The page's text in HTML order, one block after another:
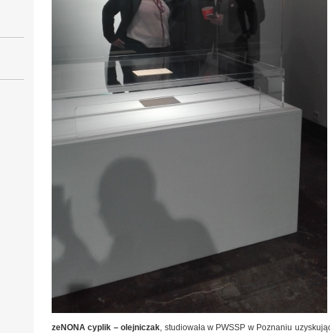
zeNONA cyplik – olejniczak, studiowała w PWSSP w Poznaniu